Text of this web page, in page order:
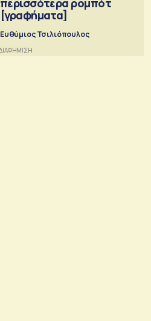
περισσότερα ρομπότ
[γραφήματα]
Ευθύμιος Τσιλιόπουλος